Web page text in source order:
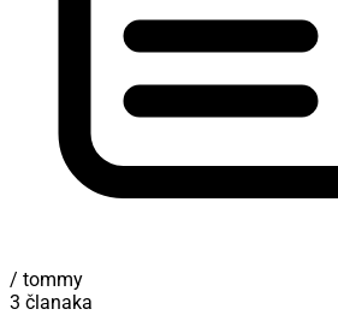
/ tommy
3 članaka